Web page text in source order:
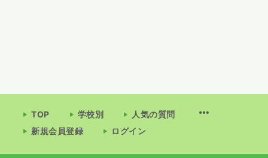
TOP 学校別
人気の質問
新規会員登録
ログイン